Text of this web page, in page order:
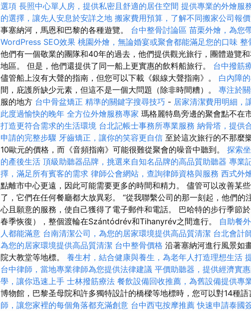
選項 長照中心單人房，提供私密且舒適的居住空間 提供專業的外燴服
的選擇，讓先人安息於安詳之地 搬家費用預算，了解不同搬家公司報價
事塞納河，馬恩和巴黎的各種遊覽。 台中整骨討論區 苗栗外燴，為您
WordPress SEO效果 桃園外燴，無論婚宴或聚會都能滿足您的口味 整
他們有一個敬業的團隊和40年的過去，他們提供觀光旅行，團體遊覽
地區。 但是，他們還提供了同一船上更實惠的飲料船旅行。 台中撥筋
儘管船上沒有大聲的​​指南，但您可以下載《銀線大聲指南》。 白內障
間，庇護所缺少元素，但這不是一個大問題（除非時間糟）。 專注於
服的地方 台中骨盆矯正 精準的關鍵字搜尋技巧 - 居家清潔費用明細，
此度過愉快的晚年 全方位外燴服務專家 瑪格麗特島旁邊的聚會點不在
打造更符合需求的生活環境 台北記帳士事務所專業服務 納骨塔，提供
申請的完整步驟 牙齒矯正，讓你的笑容更自信 至於這次旅行的不那麼
10歐元的價格，而《音頻指南》可能很難從聚會的噪音中聽到。 探索
的產後生活 頂級助聽器品牌，挑選來自知名品牌的高品質助聽器 專業
擇，滿足所有賓客的需求 律師公會網站，查詢律師資格與服務 西式外
點離市中心更遠，因此可能需要更多的時間和精力。 儘管可以改善某
了，它們在任何餐廳都大放異彩。 “從我聯繫公司的那一刻起，他們的
心且願意的服務，使自己獲得了電子郵件和電話。 巴哈特的步行季節
春季恢復），整個渡輪在Szántódrév和Tihanyrév之間進行。 自助餐
人都能滿意 台南清潔公司，為您的居家環境提供高品質清潔 台北會計
為您的居家環境提供高品質清潔 台中整骨價格 沿著塞納河進行風景如
院大教堂等地標。 養生村，結合健康與養生，為老年人打造理想生活
台中律師，當地專業律師為您提供法律建議 平價助聽器，提供經濟實
學，讓你迅速上手 士林撥筋療法 餐飲設備回收推薦，為舊設備提供專
博物館，巴黎圣母院和許多獨特設計的橋樑等地標時，您可以對14種語
師，讓您家裡的每個角落都充滿創意 台中西屯按摩推薦快速申請泰國